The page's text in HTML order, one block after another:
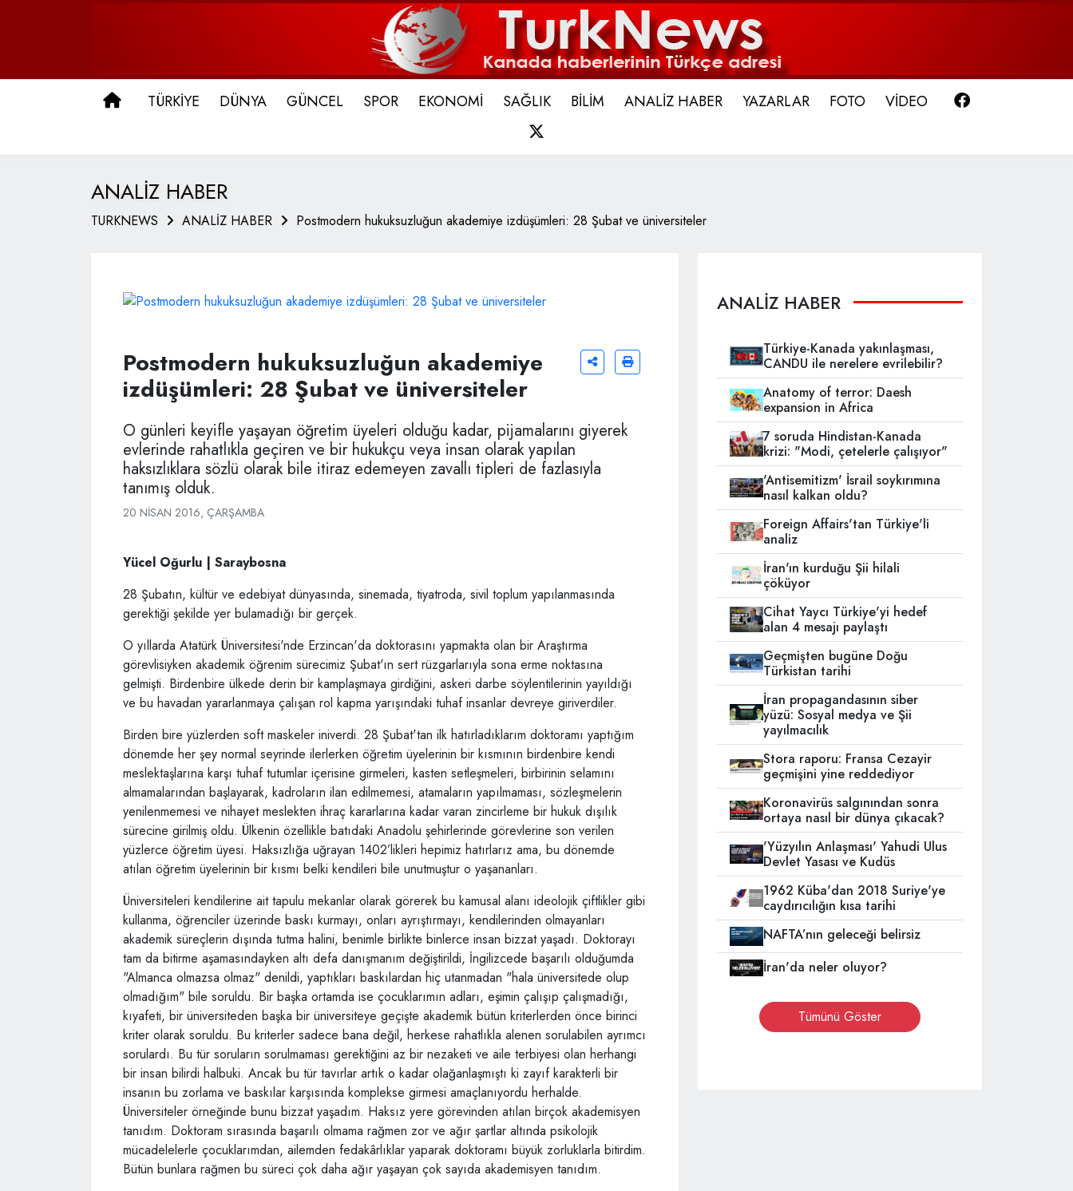
ANA SAYFA
TÜRKİYE DÜNYA GÜNCEL SPOR EKONOMİ SAĞLIK BİLİM ANALİZ HABER YAZARLAR FOTO VİDEO
ANALİZ HABER
TURKNEWS ANALİZ HABER Postmodern hukuksuzluğun akademiye izdüşümleri: 28 Şubat ve üniversiteler
Postmodern hukuksuzluğun akademiye
izdüşümleri: 28 Şubat ve üniversiteler
O günleri keyifle yaşayan öğretim üyeleri olduğu kadar, pijamalarını giyerek
evlerinde rahatlıkla geçiren ve bir hukukçu veya insan olarak yapılan
haksızlıklara sözlü olarak bile itiraz edemeyen zavallı tipleri de fazlasıyla
tanımış olduk.
20 NISAN 2016, ÇARŞAMBA
Yücel Oğurlu | Saraybosna
28 Şubatın, kültür ve edebiyat dünyasında, sinemada, tiyatroda, sivil toplum yapılanmasında
gerektiği şekilde yer bulamadığı bir gerçek.
O yıllarda Atatürk Üniversitesi'nde Erzincan'da doktorasını yapmakta olan bir Araştırma
görevlisiyken akademik öğrenim sürecimiz Şubat'ın sert rüzgarlarıyla sona erme noktasına
gelmişti. Birdenbire ülkede derin bir kamplaşmaya girdiğini, askeri darbe söylentilerinin yayıldığı
ve bu havadan yararlanmaya çalışan rol kapma yarışındaki tuhaf insanlar devreye giriverdiler.
Birden bire yüzlerden soft maskeler iniverdi. 28 Şubat'tan ilk hatırladıklarım doktoramı yaptığım
dönemde her şey normal seyrinde ilerlerken öğretim üyelerinin bir kısmının birdenbire kendi
meslektaşlarına karşı tuhaf tutumlar içerisine girmeleri, kasten setleşmeleri, birbirinin selamını
almamalarından başlayarak, kadroların ilan edilmemesi, atamaların yapılmaması, sözleşmelerin
yenilenmemesi ve nihayet meslekten ihraç kararlarına kadar varan zincirleme bir hukuk dışılık
sürecine girilmiş oldu. Ülkenin özellikle batıdaki Anadolu şehirlerinde görevlerine son verilen
yüzlerce öğretim üyesi. Haksızlığa uğrayan 1402’likleri hepimiz hatırlarız ama, bu dönemde
atılan öğretim üyelerinin bir kısmı belki kendileri bile unutmuştur o yaşananları.
Üniversiteleri kendilerine ait tapulu mekanlar olarak görerek bu kamusal alanı ideolojik çiftlikler gibi
kullanma, öğrenciler üzerinde baskı kurmayı, onları ayrıştırmayı, kendilerinden olmayanları
akademik süreçlerin dışında tutma halini, benimle birlikte binlerce insan bizzat yaşadı. Doktorayı
tam da bitirme aşamasındayken altı defa danışmanım değiştirildi, İngilizcede başarılı olduğumda
"Almanca olmazsa olmaz" denildi, yaptıkları baskılardan hiç utanmadan "hala üniversitede olup
olmadığım" bile soruldu. Bir başka ortamda ise çocuklarımın adları, eşimin çalışıp çalışmadığı,
kıyafeti, bir üniversiteden başka bir üniversiteye geçişte akademik bütün kriterlerden önce birinci
kriter olarak soruldu. Bu kriterler sadece bana değil, herkese rahatlıkla alenen sorulabilen ayrımcı
sorulardı. Bu tür soruların sorulmaması gerektiğini az bir nezaketi ve aile terbiyesi olan herhangi
bir insan bilirdi halbuki. Ancak bu tür tavırlar artık o kadar olağanlaşmıştı ki zayıf karakterli bir
insanın bu zorlama ve baskılar karşısında komplekse girmesi amaçlanıyordu herhalde.
Üniversiteler örneğinde bunu bizzat yaşadım. Haksız yere görevinden atılan birçok akademisyen
tanıdım. Doktoram sırasında başarılı olmama rağmen zor ve ağır şartlar altında psikolojik
mücadelelerle çocuklarımdan, ailemden fedakârlıklar yaparak doktoramı büyük zorluklarla bitirdim.
Bütün bunlara rağmen bu süreci çok daha ağır yaşayan çok sayıda akademisyen tanıdım.
ANALİZ HABER
Türkiye-Kanada yakınlaşması,
CANDU ile nerelere evrilebilir?
Anatomy of terror: Daesh
expansion in Africa
7 soruda Hindistan-Kanada
krizi: "Modi, çetelerle çalışıyor"
'Antisemitizm' İsrail soykırımına
nasıl kalkan oldu?
Foreign Affairs'tan Türkiye'li
analiz
İran'ın kurduğu Şii hilali
çöküyor
Cihat Yaycı Türkiye'yi hedef
alan 4 mesajı paylaştı
Geçmişten bugüne Doğu
Türkistan tarihi
İran propagandasının siber
yüzü: Sosyal medya ve Şii
yayılmacılık
Stora raporu: Fransa Cezayir
geçmişini yine reddediyor
Koronavirüs salgınından sonra
ortaya nasıl bir dünya çıkacak?
'Yüzyılın Anlaşması' Yahudi Ulus
Devlet Yasası ve Kudüs
1962 Küba'dan 2018 Suriye'ye
caydırıcılığın kısa tarihi
NAFTA’nın geleceği belirsiz
İran'da neler oluyor?
Tümünü Göster